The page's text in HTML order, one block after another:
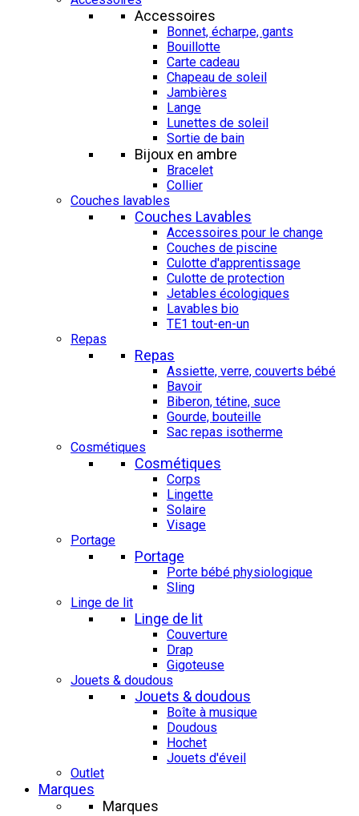
Accessoires
Bonnet, écharpe, gants
Bouillotte
Carte cadeau
Chapeau de soleil
Jambières
Lange
Lunettes de soleil
Sortie de bain
Bijoux en ambre
Bracelet
Collier
Couches lavables
Couches Lavables
Accessoires pour le change
Couches de piscine
Culotte d'apprentissage
Culotte de protection
Jetables écologiques
Lavables bio
TE1 tout-en-un
Repas
Repas
Assiette, verre, couverts bébé
Bavoir
Biberon, tétine, suce
Gourde, bouteille
Sac repas isotherme
Cosmétiques
Cosmétiques
Corps
Lingette
Solaire
Visage
Portage
Portage
Porte bébé physiologique
Sling
Linge de lit
Linge de lit
Couverture
Drap
Gigoteuse
Jouets & doudous
Jouets & doudous
Boîte à musique
Doudous
Hochet
Jouets d'éveil
Outlet
Marques
Marques